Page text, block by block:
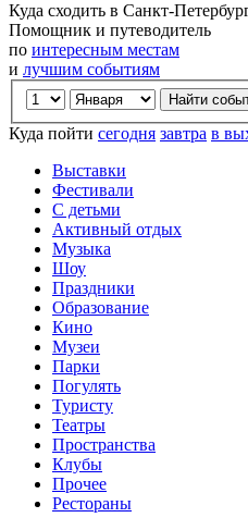
Куда сходить в Санкт-
Помощник и путеводитель
по интересным местам
и лучшим событиям
Куда пойти сегодня завтра в
Выставки
Фестивали
С детьми
Активный отдых
Музыка
Шоу
Праздники
Образование
Кино
Музеи
Парки
Погулять
Туристу
Театры
Пространства
Клубы
Прочее
Рестораны